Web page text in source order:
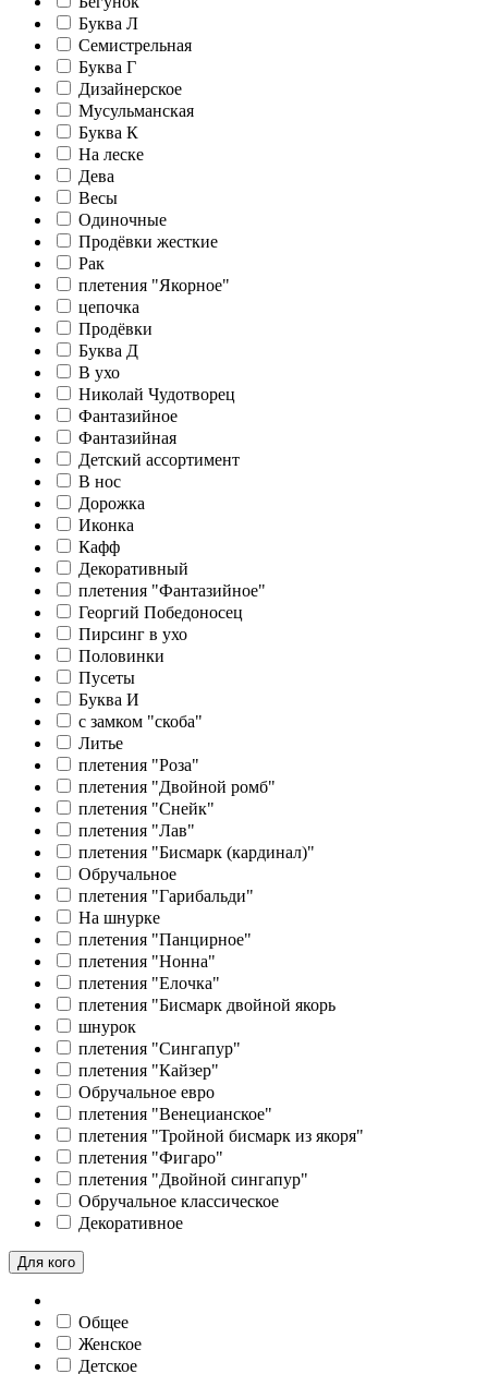
Буква Л
Семистрельная
Буква Г
Дизайнерское
Мусульманская
Буква К
На леске
Дева
Весы
Одиночные
Продёвки жесткие
Рак
плетения "Якорное"
цепочка
Продёвки
Буква Д
В ухо
Николай Чудотворец
Фантазийное
Фантазийная
Детский ассортимент
В нос
Дорожка
Иконка
Кафф
Декоративный
плетения "Фантазийное"
Георгий Победоносец
Пирсинг в ухо
Половинки
Пусеты
Буква И
c замком "скоба"
Литье
плетения "Роза"
плетения "Двойной ромб"
плетения "Снейк"
плетения "Лав"
плетения "Бисмарк (кардинал)"
Обручальное
плетения "Гарибальди"
На шнурке
плетения "Панцирное"
плетения "Нонна"
плетения "Елочка"
плетения "Бисмарк двойной якорь
шнурок
плетения "Сингапур"
плетения "Кайзер"
Обручальное евро
плетения "Венецианское"
плетения "Тройной бисмарк из якоря"
плетения "Фигаро"
плетения "Двойной сингапур"
Обручальное классическое
Декоративное
Для кого
Общее
Женское
Детское